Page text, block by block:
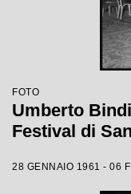
FOTO
Umberto
Festival di
28 GENNAIO 1961 - 06